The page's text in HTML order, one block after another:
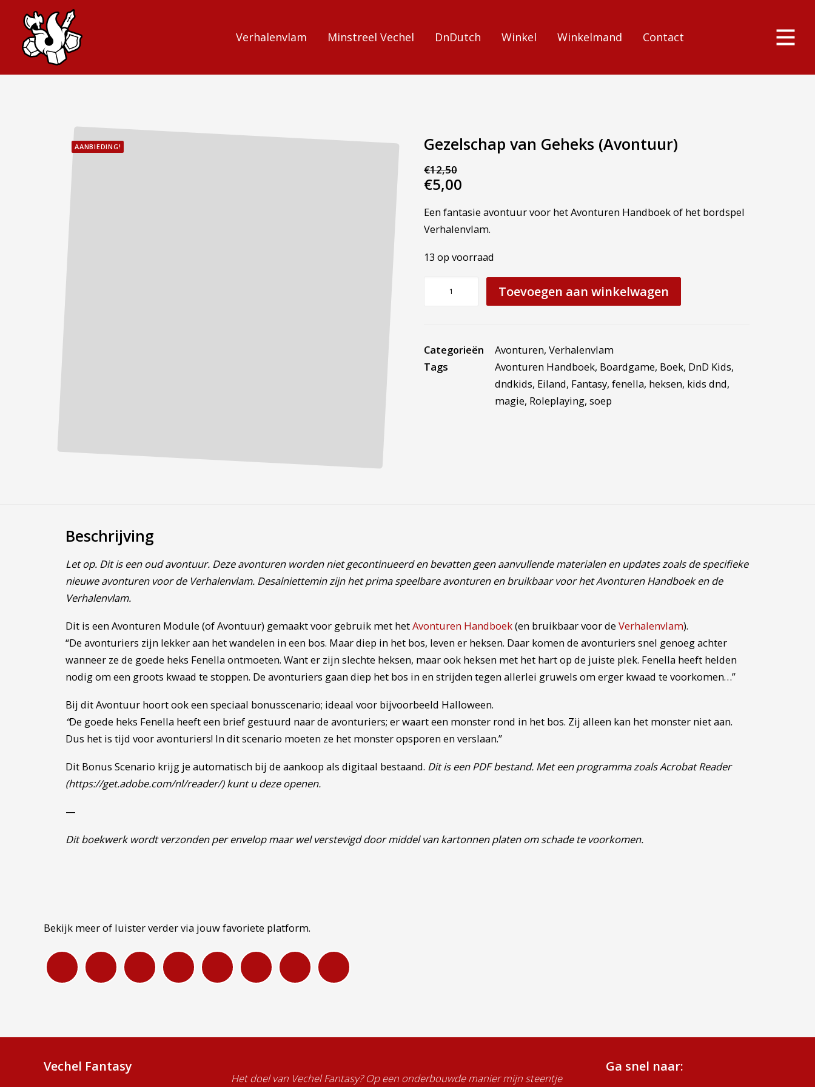
Verhalenvlam Minstreel Vechel DnDutch Winkel Winkelmand Contact
AANBIEDING! Gezelschap van Geheks (Avontuur)
€12,50
Oorspronkelijke
was:
€12,50.
€5,00
is:
€5,00.
Een fantasie avontuur voor het Avonturen Handboek of het bordspel
Verhalenvlam.
13 op voorraad
aantal
Toevoegen aan winkelwagen
Categorieën Avonturen, Verhalenvlam
Tags
Avonturen Handboek, Boardgame, Boek, DnD Kids,
dndkids, Eiland, Fantasy, fenella, heksen, kids dnd,
magie, Roleplaying, soep
Beschrijving
Let op. Dit is een oud avontuur. Deze avonturen worden niet gecontinueerd en bevatten geen aanvullende materialen en updates zoals de specifieke
nieuwe avonturen voor de Verhalenvlam. Desalniettemin zijn het prima speelbare avonturen en bruikbaar voor het Avonturen Handboek en de
Verhalenvlam.
Dit is een Avonturen Module (of Avontuur) gemaakt voor gebruik met hetAvonturen Handboek(en bruikbaar voor de Verhalenvlam).
“De avonturiers zijn lekker aan het wandelen in een bos. Maar diep in het bos, leven er heksen. Daar komen de avonturiers snel genoeg achter
wanneer ze de goede heks Fenella ontmoeten. Want er zijn slechte heksen, maar ook heksen met het hart op de juiste plek. Fenella heeft helden
nodig om een groots kwaad te stoppen. De avonturiers gaan diep het bos in en strijden tegen allerlei gruwels om erger kwaad te voorkomen…”
Bij dit Avontuur hoort ook een speciaal bonusscenario; ideaal voor bijvoorbeeld Halloween.
“De goede heks Fenella heeft een brief gestuurd naar de avonturiers; er waart een monster rond in het bos. Zij alleen kan het monster niet aan.
Dus het is tijd voor avonturiers! In dit scenario moeten ze het monster opsporen en verslaan.”
Dit Bonus Scenario krijg je automatisch bij de aankoop als digitaal bestaand. Dit is een PDF bestand. Met een programma zoals Acrobat Reader
(https://get.adobe.com/nl/reader/) kunt u deze openen.
—
Dit boekwerk wordt verzonden per envelop maar wel verstevigd door middel van kartonnen platen om schade te voorkomen.
Bekijk meer of luister verder via jouw favoriete platform.
Vechel Fantasy
Het doel van Vechel Fantasy? Op een onderbouwde manier mijn steentje
Ga snel naar: